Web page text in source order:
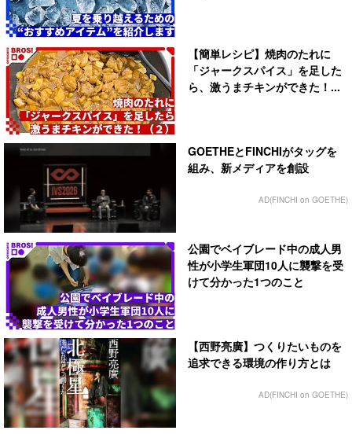
【簡単レシピ】焼肉のたれに
「ジャークスパイス」を足した
ら、激うまチキンができた！...
GOETHEとFINCHIがタッグを
組み、新メディアを創設
AD(FINCHI on GOETHE)
公園でベイブレード中の成人男
性が小学生軍団10人に襲撃を受
けて分かった1つのこと
【西野亮廣】つくりたいものを
追求できる環境の作り方とは
AD(FINCHI on GOETHE)